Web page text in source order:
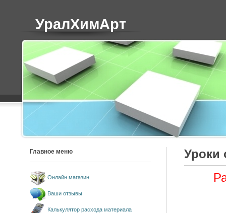
УралХимАрт
Уроки
Главное меню
Онлайн магазин
Ваши отзывы
Калькулятор расхода материала